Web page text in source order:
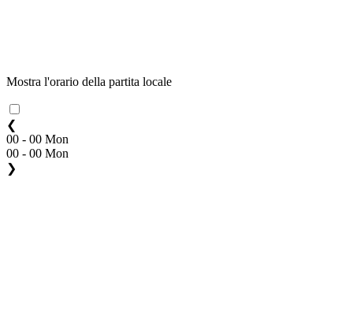
Mostra l'orario della partita locale
❮
00 - 00 Mon
00 - 00 Mon
❯